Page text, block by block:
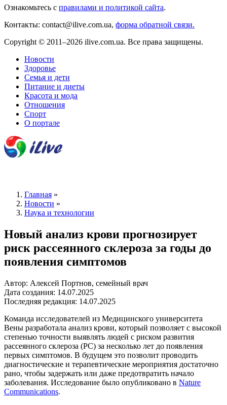
Ознакомьтесь с правилами и политикой сайта.
Контакты: contact@ilive.com.ua, форма обратной связи.
Copyright © 2011–2026 ilive.com.ua. Все права защищены.
Новости
Здоровье
Семья и дети
Питание и диеты
Красота и мода
Отношения
Спорт
О портале
Главная »
Новости »
Наука и технологии
Новый анализ крови прогнозирует
риск рассеянного склероза за годы до
появления симптомов
Автор: Алексей Портнов, семейный врач
Дата создания: 14.07.2025
Последняя редакция: 14.07.2025
Команда исследователей из Медицинского университета
Вены разработала анализ крови, который позволяет с высокой
степенью точности выявлять людей с риском развития
рассеянного склероза (РС) за несколько лет до появления
первых симптомов. В будущем это позволит проводить
диагностические и терапевтические мероприятия достаточно
рано, чтобы задержать или даже предотвратить начало
заболевания. Исследование было опубликовано в Nature
Communications.